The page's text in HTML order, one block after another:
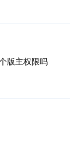
版主权限吗